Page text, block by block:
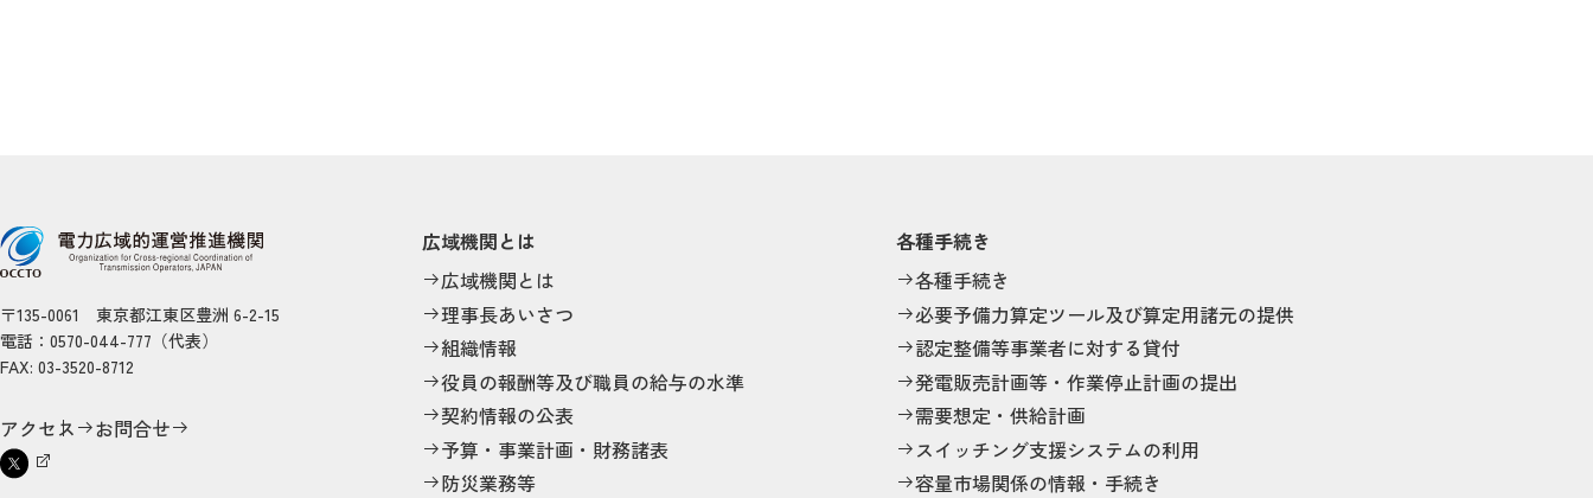
〒135-0061 東京都江東区豊洲 6-2-15
電話：0570-044-777（代表）
FAX: 03-3520-8712
アクセス お問合せ
広域機関とは
広域機関とは
理事長あいさつ
組織情報
役員の報酬等及び職員の給与の水準
契約情報の公表
予算・事業計画・財務諸表
防災業務等
各種手続き
各種手続き
必要予備力算定ツール及び算定用諸元の提供
認定整備等事業者に対する貸付
発電販売計画等・作業停止計画の提出
需要想定・供給計画
スイッチング支援システムの利用
容量市場関係の情報・手続き